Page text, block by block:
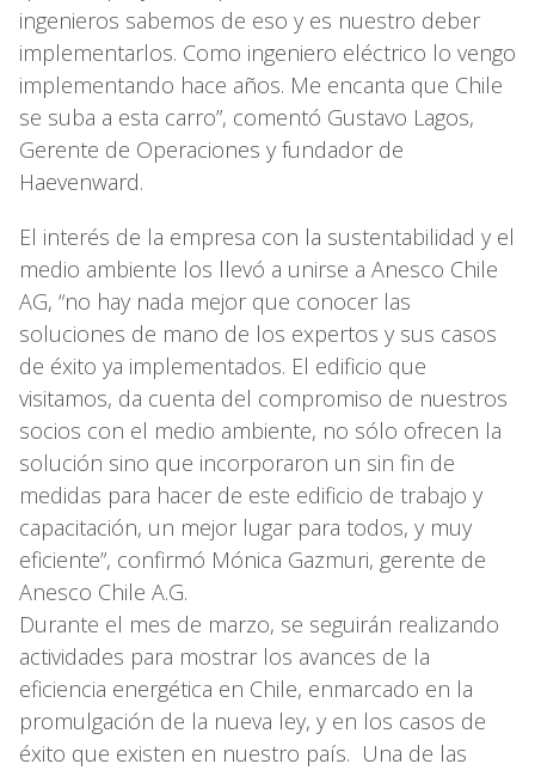
ingenieros sabemos de eso y es nuestro deber
implementarlos. Como ingeniero eléctrico lo vengo
implementando hace años. Me encanta que Chile
se suba a esta carro”, comentó Gustavo Lagos,
Gerente de Operaciones y fundador de
Haevenward.
El interés de la empresa con la sustentabilidad y el
medio ambiente los llevó a unirse a Anesco Chile
AG, “no hay nada mejor que conocer las
soluciones de mano de los expertos y sus casos
de éxito ya implementados. El edificio que
visitamos, da cuenta del compromiso de nuestros
socios con el medio ambiente, no sólo ofrecen la
solución sino que incorporaron un sin fin de
medidas para hacer de este edificio de trabajo y
capacitación, un mejor lugar para todos, y muy
eficiente”, confirmó Mónica Gazmuri, gerente de
Anesco Chile A.G.
Durante el mes de marzo, se seguirán realizando
actividades para mostrar los avances de la
eficiencia energética en Chile, enmarcado en la
promulgación de la nueva ley, y en los casos de
éxito que existen en nuestro país. Una de las